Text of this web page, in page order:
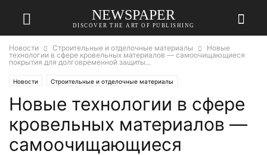
NEWSPAPER
DISCOVER THE ART OF PUBLISHING
Новости Строительные и отделочные материалы
Новые
технологии в сфере кровельных материалов — самоочищающиеся
покрытия для долговременной защиты...
Новости Строительные и отделочные материалы
Новые технологии в сфере
кровельных материалов —
самоочищающиеся